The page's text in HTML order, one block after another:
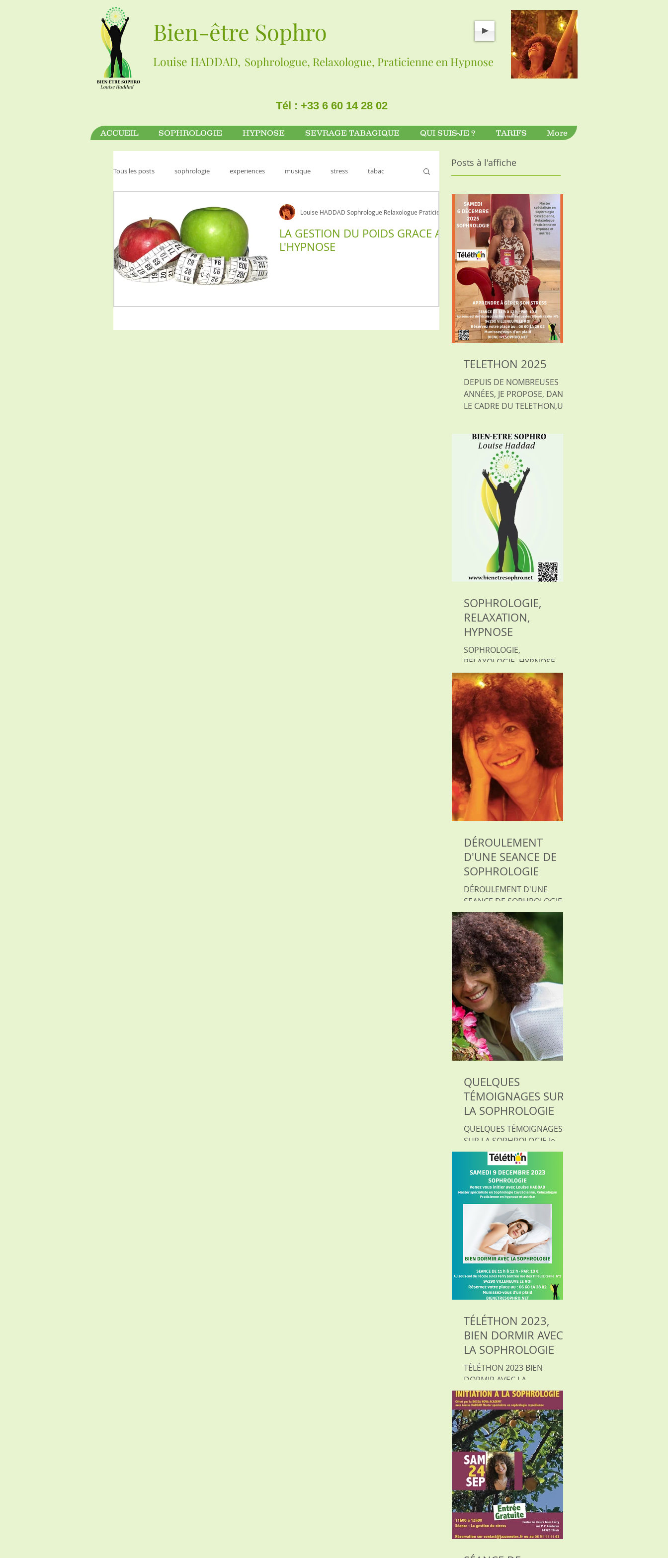
Bien-être Sophro
Louise HADDAD, Sophrologue, Relaxologue, Praticienne en Hypnose
Tél : +33 6 60 14 28 02
ACCUEIL SOPHROLOGIE HYPNOSE SEVRAGE TABAGIQUE QUI SUIS-JE ? TARIFS More
Tous les posts sophrologie experiences musique stress tabac
bien être ARTISTES Entreprises GESTION DU POIDS
CREATIVITE CREATHERAPIE RESPIRATION RELAXATION
LA GESTION DU POIDS GRACE A
L'HYPNOSE
Posts à l'affiche
TELETHON 2025
DEPUIS DE NOMBREUSES
ANNÉES, JE PROPOSE, DANS
LE CADRE DU TELETHON,UNE
VOUS DONNERAI DES OUTILS
POUR APPRENDRE À GÉRER
VOTRE STRESS. ET JE
DÈDICACERAI MON LIVRE
"ENTREZ EN CRÈATHÈRAPIE
LOUISE HADDAD
SOPHROLOGUE,
RELAXOLOGUE ET
PRATICIENNE EN NHYPNOSE
SOPHROLOGIE,
RELAXATION,
HYPNOSE
SOPHROLOGIE,
RELAXOLOGIE, HYPNOSE,
AVEC LOUISE HADDAD
SOPHROLOGIE ​ Je vous initie
à la sophrologie caycédienne
: un ensemble de...
DÉROULEMENT
D'UNE SEANCE DE
SOPHROLOGIE
DÉROULEMENT D'UNE
SEANCE DE SOPHROLOGIE
AVEC LOUISE HADDAD Une
séance de sophrologie se
déroule en trois temps. Elle
débute par un court...
QUELQUES
TÉMOIGNAGES SUR
LA SOPHROLOGIE
QUELQUES TÉMOIGNAGES
SUR LA SOPHROLOGIE Je
pensais qu'à la quarantaine
avec l'expérience dans mon
activité, on me casserait
moins les...
TÉLÉTHON 2023,
BIEN DORMIR AVEC
LA SOPHROLOGIE
TÉLÉTHON 2023 BIEN
DORMIR AVEC LA
SOPHROLOGIE Venez vous
initier avec Louise HADDAD
LE SAMEDI 9 DECEMBRE 2023
Master spécialiste en...